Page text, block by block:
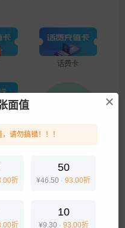
话费卡
面值
请勿搞错！！！
折
50
¥46.50 · 93.00折
折
10
¥9.30 · 93.00折